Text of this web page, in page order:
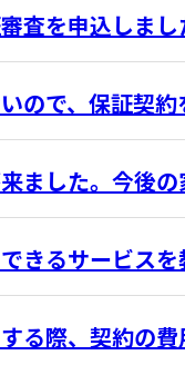
査を申込しま
ので、保証契
ました。今後
きるサービスを
る際、契約の